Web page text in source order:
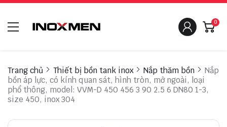
0
Trang chủ Thiết bị bồn tank inox Nắp thăm bồn
Nắp
bồn áp lực, có kính quan sát, hình tròn, mở ngoài, loại
phổ thông, model: VVM-D 450 456 3 90 2.5 6 DN80 1-3,
size 450, inox 304